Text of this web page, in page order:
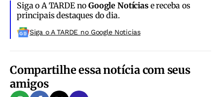
Siga o A TARDE noGoogle Notíciase receba os
principais destaques do dia.
Siga o A TARDE no Google Noticias
Compartilhe essa notícia com seus
amigos